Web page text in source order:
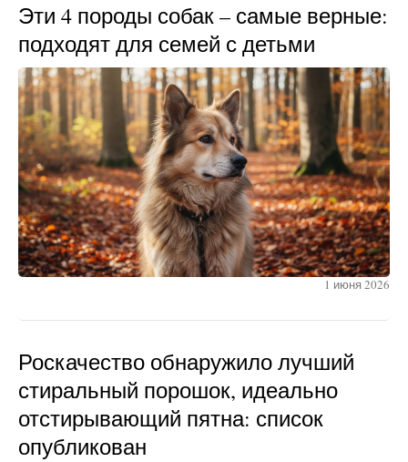
Эти 4 породы собак – самые верные:
подходят для семей с детьми
1 июня 2026
Роскачество обнаружило лучший
стиральный порошок, идеально
отстирывающий пятна: список
опубликован